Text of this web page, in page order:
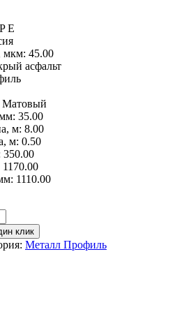
E
мкм: 45.00
асфальт
Матовый
: 35.00
м: 8.00
м: 0.50
350.00
1170.00
: 1110.00
клик
Металл Профиль